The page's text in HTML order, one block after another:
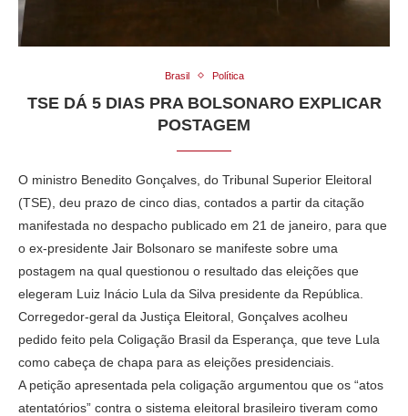
Brasil Política
TSE DÁ 5 DIAS PRA BOLSONARO EXPLICAR
POSTAGEM
O ministro Benedito Gonçalves, do Tribunal Superior Eleitoral
(TSE), deu prazo de cinco dias, contados a partir da citação
manifestada no despacho publicado em 21 de janeiro, para que
o ex-presidente Jair Bolsonaro se manifeste sobre uma
postagem na qual questionou o resultado das eleições que
elegeram Luiz Inácio Lula da Silva presidente da República.
Corregedor-geral da Justiça Eleitoral, Gonçalves acolheu
pedido feito pela Coligação Brasil da Esperança, que teve Lula
como cabeça de chapa para as eleições presidenciais.
A petição apresentada pela coligação argumentou que os “atos
atentatórios” contra o sistema eleitoral brasileiro tiveram como